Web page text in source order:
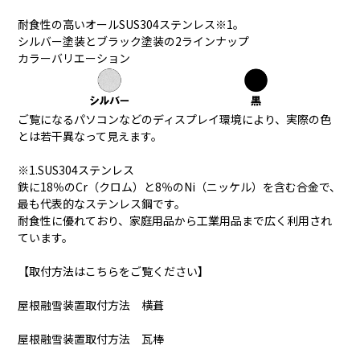
耐食性の高いオールSUS304ステンレス※1。
シルバー塗装とブラック塗装の2ラインナップ
カラーバリエーション
ご覧になるパソコンなどのディスプレイ環境により、実際の色
とは若干異なって見えます。
※1.SUS304ステンレス
鉄に18％のCr（クロム）と8％のNi（ニッケル）を含む合金で、
最も代表的なステンレス鋼です。
耐食性に優れており、家庭用品から工業用品まで広く利用され
ています。
【取付方法はこちらをご覧ください】
屋根融雪装置取付方法 横葺
屋根融雪装置取付方法 瓦棒